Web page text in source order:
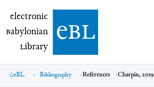
electronic Babylonian Library (eBL)
electronic
Babylonian
Library ebl
eBL Bibliography References Charpin, 2019